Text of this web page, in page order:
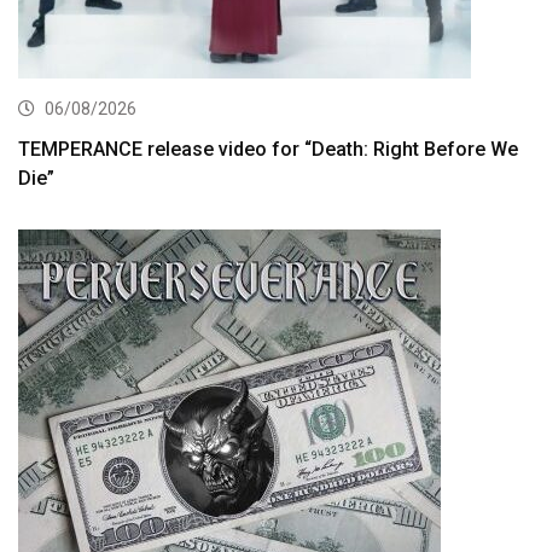
06/08/2026
TEMPERANCE release video for “Death: Right Before We
Die”